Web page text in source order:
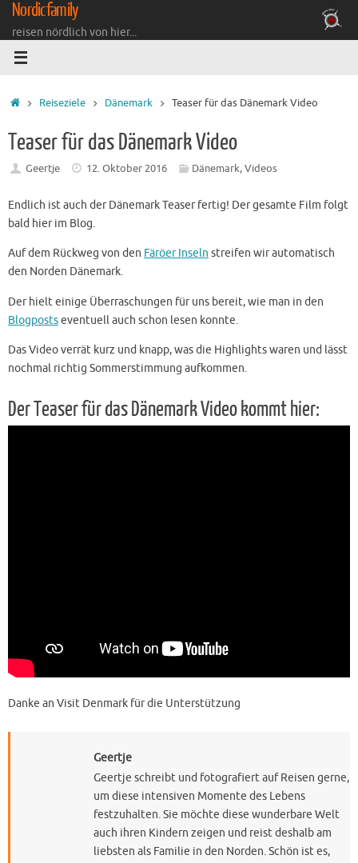
Zum
Inhalt
springen
Nordicfamily
reisen nördlich von hier...
Startseite
Reiseziele Dänemark Teaser für das Dänemark Video
Teaser für das Dänemark Video
Geertje 12. Oktober 2016 Dänemark,Videos
Endlich ist auch der Dänemark Teaser fertig! Der gesamte Film folgt
bald hier im Blog.
Auf dem Rückweg von den Färöer Inseln streifen wir automatisch
den Norden Dänemark.
Der hielt einige Überraschungen für uns bereit, wie man in den
Blogpostseventuell auch schon lesen konnte.
Das Video verrät kurz und knapp, was die Highlights waren und lässt
nochmal richtig Sommerstimmung aufkommen.
Der Teaser für das Dänemark Video kommt hier:
Danke an Visit Denmark für die Unterstützung
Geertje
Geertje schreibt und fotografiert auf Reisen gerne,
um diese intensiven Momente des Lebens
festzuhalten. Sie möchte diese wunderbare Welt
auch ihren Kindern zeigen und reist deshalb am
liebsten als Familie in den Norden. Schön ist es,